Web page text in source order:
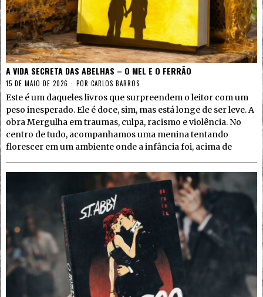
A VIDA SECRETA DAS ABELHAS – O MEL E O FERRÃO
15 DE MAIO DE 2026 POR CARLOS BARROS
Este é um daqueles livros que surpreendem o leitor com um
peso inesperado. Ele é doce, sim, mas está longe de ser leve. A
obra Mergulha em traumas, culpa, racismo e violência. No
centro de tudo, acompanhamos uma menina tentando
florescer em um ambiente onde a infância foi, acima de